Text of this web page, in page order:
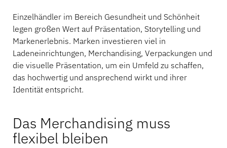
Einzelhändler im Bereich Gesundheit und Schönheit
legen großen Wert auf Präsentation, Storytelling und
Markenerlebnis. Marken investieren viel in
Ladeneinrichtungen, Merchandising, Verpackungen und
die visuelle Präsentation, um ein Umfeld zu schaffen,
das hochwertig und ansprechend wirkt und ihrer
Identität entspricht.
Das Merchandising muss
flexibel bleiben